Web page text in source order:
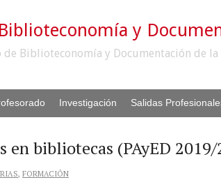
y
Biblioteconomía y Documentación de la
Investigación Salidas
en bibliotecas (PAyED
, FORMACIÓN